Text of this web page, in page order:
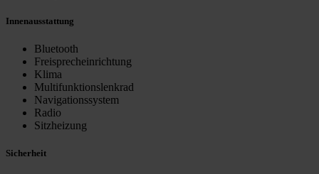
Innenausstattung
Bluetooth
Freisprecheinrichtung
Klima
Multifunktionslenkrad
Navigationssystem
Radio
Sitzheizung
Sicherheit